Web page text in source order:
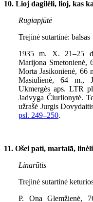
10. Lioj dagilėli, lioj, kas
Rugiapjūtė
Trejinė sutartinė: balsas
1935 m. X. 21–25
Marijona Smetonienė,
Morta Jasikonienė, 66
Masiulienė, 64 m.,
Ukmergės aps. LTR
Jadvyga Čiurlionytė.
užrašė Jurgis
psl. 249–250.
11. Ošei pati, martalā,
Linarūtis
Trejinė sutartinė
P. Ona Glemžienė,